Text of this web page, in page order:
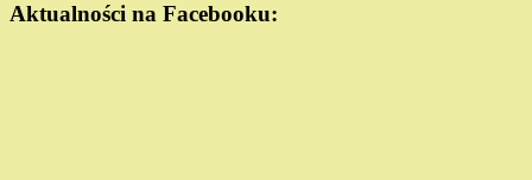
Aktualności na Facebooku: